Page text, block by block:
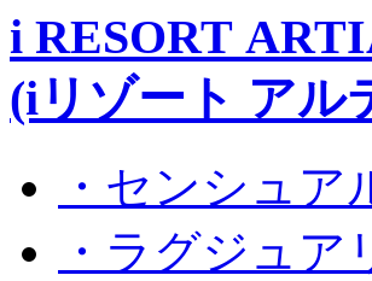
i RESORT
(iリゾート アル
・センシュア
・ラグジュア